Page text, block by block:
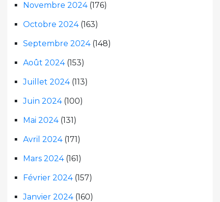
Novembre 2024(176)
Octobre 2024(163)
Septembre 2024(148)
Août 2024(153)
Juillet 2024(113)
Juin 2024(100)
Mai 2024(131)
Avril 2024(171)
Mars 2024(161)
Février 2024(157)
Janvier 2024(160)